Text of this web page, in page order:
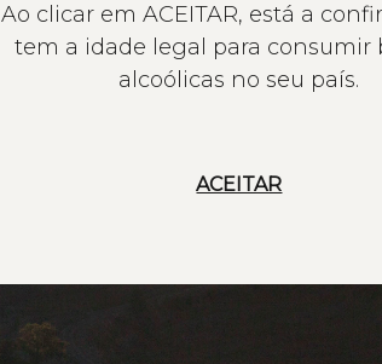
Ao clicar em ACEITAR, está a
tem a idade legal para consumir
alcoólicas no seu país.
ACEITAR